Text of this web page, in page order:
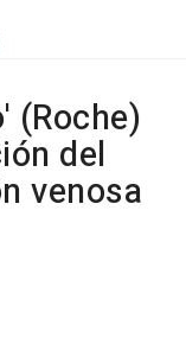
(Roche)
del
venosa